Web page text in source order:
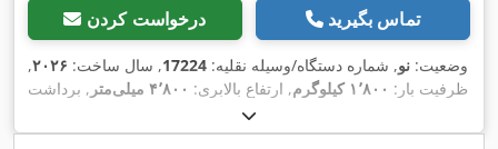
درخواست کردن تماس بگیرید
وضعیت: نو, شماره دستگاه/وسیله نقلیه: 17224, سال ساخت: ۲۰۲۶,
ظرفیت بار: ۱٬۸۰۰ کیلوگرم , ارتفاع بالابری: ۴٬۸۰۰ میلی‌متر
, برداشت
, مرکز ثقل بار:
برقی, نوع دکل:تریپلکس, ارتفاع سازه:۲٬۲۱۵ میلی‌متر
, ولتاژ باتری: